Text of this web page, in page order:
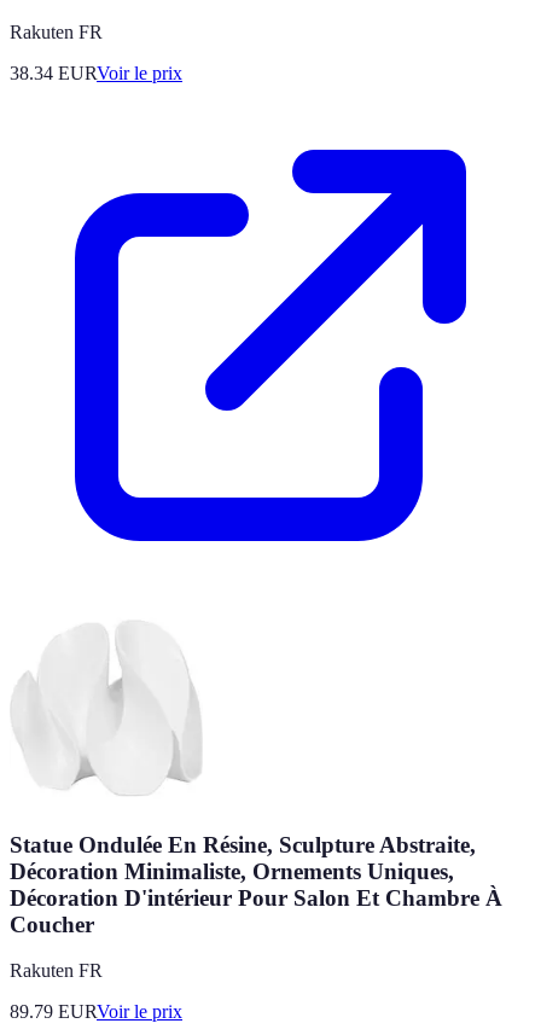
Rakuten FR
38.34 EURVoir le prix
Statue Ondulée En Résine, Sculpture Abstraite,
Décoration Minimaliste, Ornements Uniques,
Décoration D'intérieur Pour Salon Et Chambre À
Coucher
Rakuten FR
89.79 EURVoir le prix